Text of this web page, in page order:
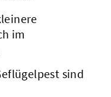
im
sind